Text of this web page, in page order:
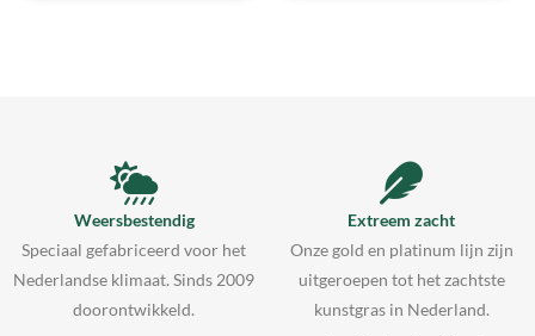
Weersbestendig
Speciaal gefabriceerd voor het
Nederlandse klimaat. Sinds 2009
doorontwikkeld.
Extreem zacht
Onze gold en platinum lijn zijn
uitgeroepen tot het zachtste
kunstgras in Nederland.